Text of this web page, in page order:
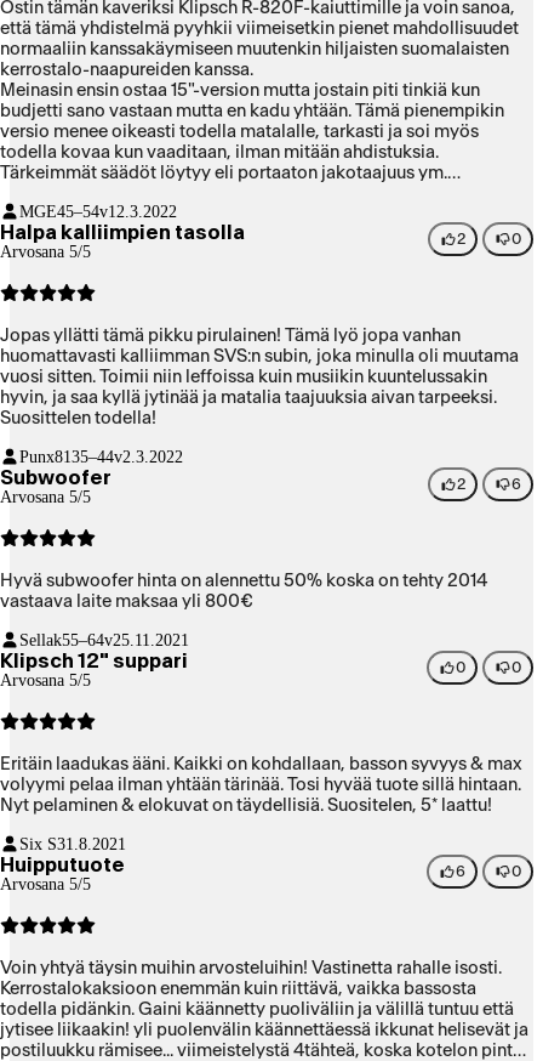
Ostin tämän kaveriksi Klipsch R-820F-kaiuttimille ja voin sanoa,
että tämä yhdistelmä pyyhkii viimeisetkin pienet mahdollisuudet
normaaliin kanssakäymiseen muutenkin hiljaisten suomalaisten
kerrostalo-naapureiden kanssa.
Meinasin ensin ostaa 15"-version mutta jostain piti tinkiä kun
budjetti sano vastaan mutta en kadu yhtään. Tämä pienempikin
versio menee oikeasti todella matalalle, tarkasti ja soi myös
todella kovaa kun vaaditaan, ilman mitään ahdistuksia.
Tärkeimmät säädöt löytyy eli portaaton jakotaajuus ym.
MGE45–54v12.3.2022
Halpa kalliimpien tasolla
Arvosana 5/5
2 0
Jopas yllätti tämä pikku pirulainen! Tämä lyö jopa vanhan
huomattavasti kalliimman SVS:n subin, joka minulla oli muutama
vuosi sitten. Toimii niin leffoissa kuin musiikin kuuntelussakin
hyvin, ja saa kyllä jytinää ja matalia taajuuksia aivan tarpeeksi.
Suosittelen todella!
Punx8135–44v2.3.2022
Subwoofer
Arvosana 5/5
2 6
Hyvä subwoofer hinta on alennettu 50% koska on tehty 2014
vastaava laite maksaa yli 800€
Sellak55–64v25.11.2021
Klipsch 12" suppari
Arvosana 5/5
0 0
Eritäin laadukas ääni. Kaikki on kohdallaan, basson syvyys & max
volyymi pelaa ilman yhtään tärinää. Tosi hyvää tuote sillä hintaan.
Nyt pelaminen & elokuvat on täydellisiä. Suositelen, 5* laattu!
Six S31.8.2021
Huipputuote
Arvosana 5/5
6 0
Voin yhtyä täysin muihin arvosteluihin! Vastinetta rahalle isosti.
Kerrostalokaksioon enemmän kuin riittävä, vaikka bassosta
todella pidänkin. Gaini käännetty puoliväliin ja välillä tuntuu että
jytisee liikaakin! yli puolenvälin käännettäessä ikkunat helisevät ja
postiluukku rämisee... viimeistelystä 4tähteä, koska kotelon pinta